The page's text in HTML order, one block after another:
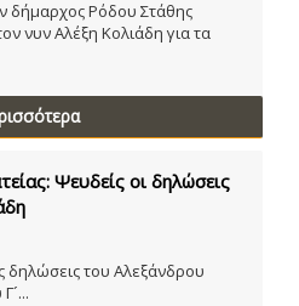
δήμαρχος Ρόδου Στάθης
νυν Αλέξη Κολιάδη για τα
Ψευδείς οι δηλώσεις
δηλώσεις του Αλεξάνδρου